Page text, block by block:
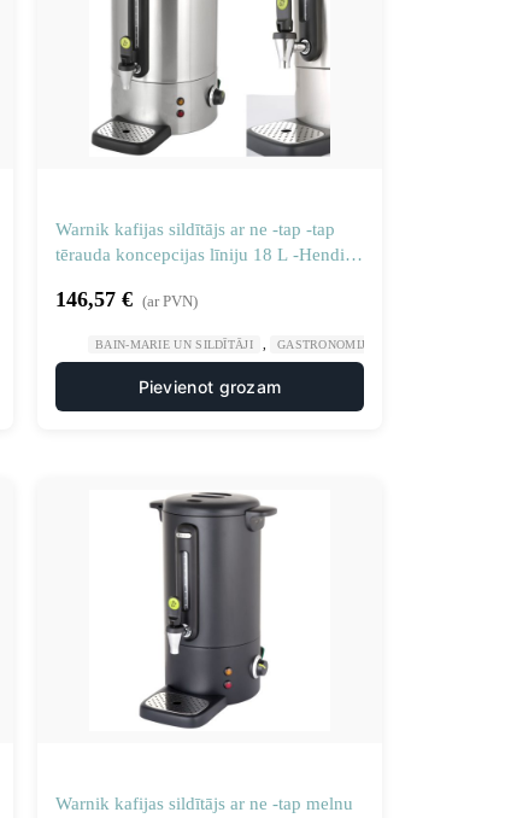
PLĪTIS UN DZĒRIENU UZPILDES IEKĀRTAS
Warnik kafijas sildītājs ar ne -tap -tap
tērauda koncepcijas līniju 18 L -Hendi
146,57 € (ar PVN)
BAIN-MARIE UN SILDĪTĀJI GASTRONOMIJA
Pievienot grozam
Warnik kafijas sildītājs ar ne -tap melnu